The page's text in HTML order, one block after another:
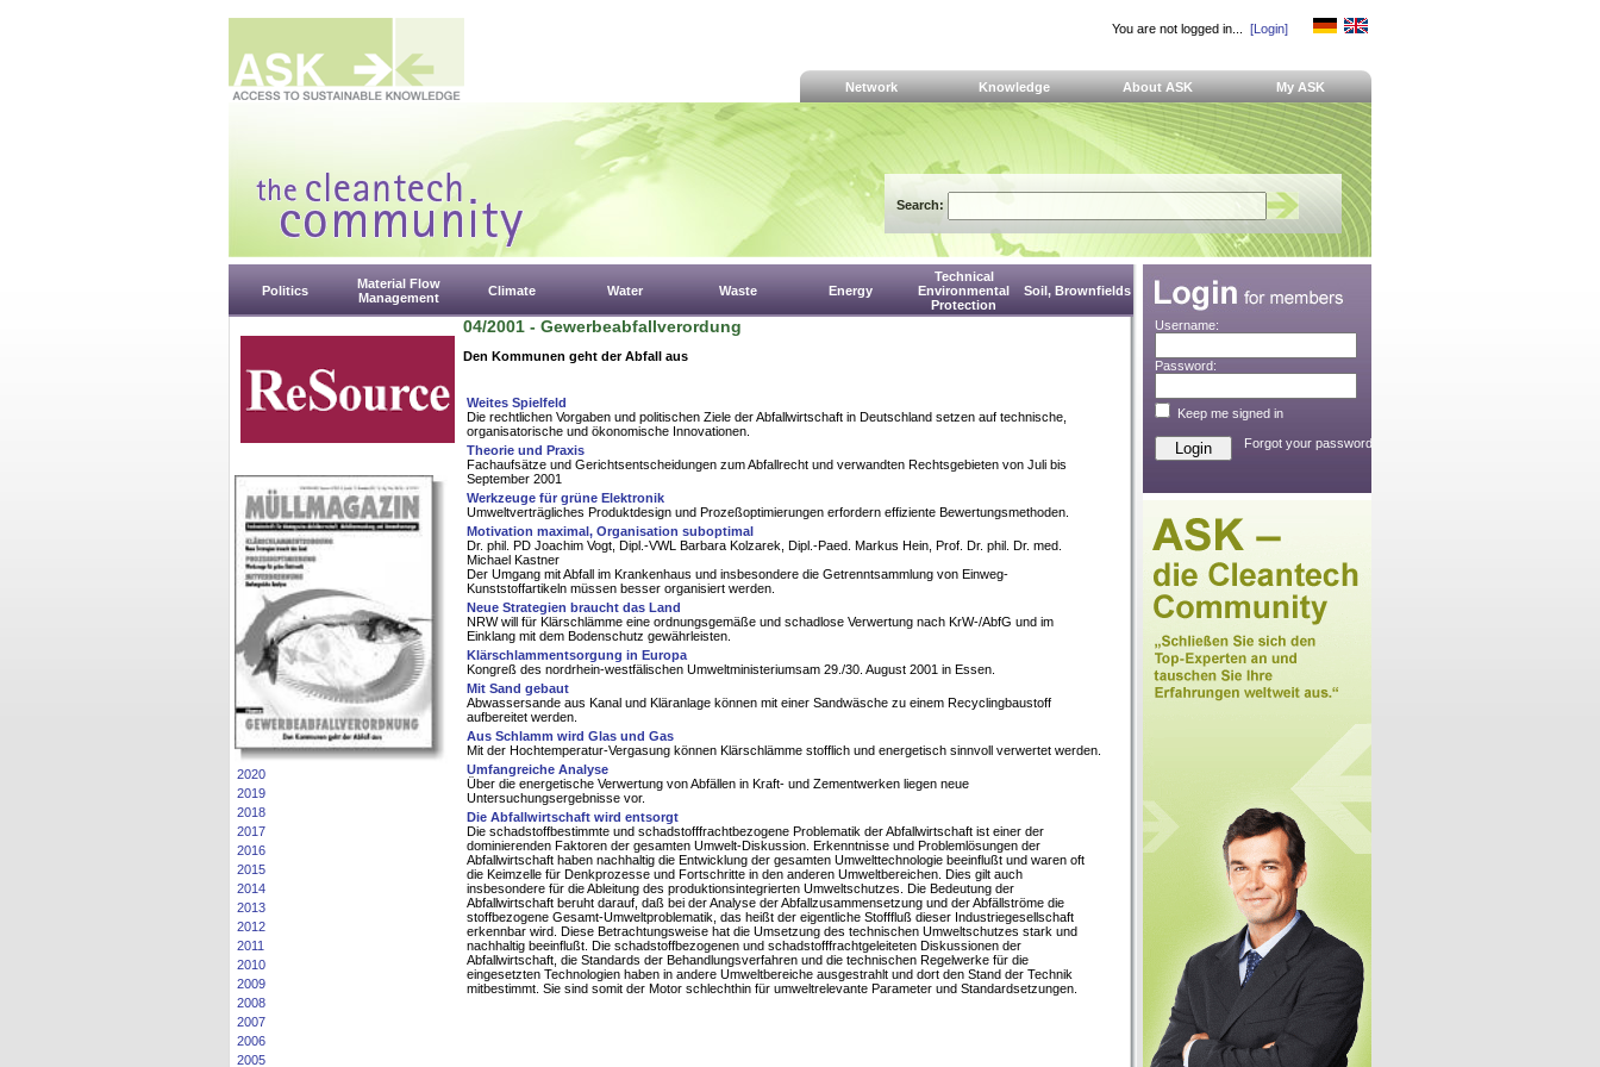
You are not logged in... [Login]
Network Knowledge About ASK My ASK
Search:
Politics
Material Flow
Management
Climate Water Waste Energy
Technical
Environmental
Protection
Soil, Brownfields
2020
2019
2018
2017
2016
2015
2014
2013
2012
2011
2010
2009
2008
2007
2006
2005
04/2001 - Gewerbeabfallverordung
Den Kommunen geht der Abfall aus
Weites Spielfeld
Die rechtlichen Vorgaben und politischen Ziele der Abfallwirtschaft in Deutschland setzen auf technische,
organisatorische und ökonomische Innovationen.
Theorie und Praxis
Fachaufsätze und Gerichtsentscheidungen zum Abfallrecht und verwandten Rechtsgebieten von Juli bis
September 2001
Werkzeuge für grüne Elektronik
Umweltverträgliches Produktdesign und Prozeßoptimierungen erfordern effiziente Bewertungsmethoden.
Motivation maximal, Organisation suboptimal
Dr. phil. PD Joachim Vogt, Dipl.-VWL Barbara Kolzarek, Dipl.-Paed. Markus Hein, Prof. Dr. phil. Dr. med.
Michael Kastner
Der Umgang mit Abfall im Krankenhaus und insbesondere die Getrenntsammlung von Einweg-
Kunststoffartikeln müssen besser organisiert werden.
Neue Strategien braucht das Land
NRW will für Klärschlämme eine ordnungsgemäße und schadlose Verwertung nach KrW-/AbfG und im
Einklang mit dem Bodenschutz gewährleisten.
Klärschlammentsorgung in Europa
Kongreß des nordrhein-westfälischen Umweltministeriumsam 29./30. August 2001 in Essen.
Mit Sand gebaut
Abwassersande aus Kanal und Kläranlage können mit einer Sandwäsche zu einem Recyclingbaustoff
aufbereitet werden.
Aus Schlamm wird Glas und Gas
Mit der Hochtemperatur-Vergasung können Klärschlämme stofflich und energetisch sinnvoll verwertet werden.
Umfangreiche Analyse
Über die energetische Verwertung von Abfällen in Kraft- und Zementwerken liegen neue
Untersuchungsergebnisse vor.
Die Abfallwirtschaft wird entsorgt
Die schadstoffbestimmte und schadstofffrachtbezogene Problematik der Abfallwirtschaft ist einer der
dominierenden Faktoren der gesamten Umwelt-Diskussion. Erkenntnisse und Problemlösungen der
Abfallwirtschaft haben nachhaltig die Entwicklung der gesamten Umwelttechnologie beeinflußt und waren oft
die Keimzelle für Denkprozesse und Fortschritte in den anderen Umweltbereichen. Dies gilt auch
insbesondere für die Ableitung des produktionsintegrierten Umweltschutzes. Die Bedeutung der
Abfallwirtschaft beruht darauf, daß bei der Analyse der Abfallzusammensetzung und der Abfällströme die
stoffbezogene Gesamt-Umweltproblematik, das heißt der eigentliche Stofffluß dieser Industriegesellschaft
erkennbar wird. Diese Betrachtungsweise hat die Umsetzung des technischen Umweltschutzes stark und
nachhaltig beeinflußt. Die schadstoffbezogenen und schadstofffrachtgeleiteten Diskussionen der
Abfallwirtschaft, die Standards der Behandlungsverfahren und die technischen Regelwerke für die
eingesetzten Technologien haben in andere Umweltbereiche ausgestrahlt und dort den Stand der Technik
mitbestimmt. Sie sind somit der Motor schlechthin für umweltrelevante Parameter und Standardsetzungen.
Username:
Password:
Keep me signed in
Forgot your password?